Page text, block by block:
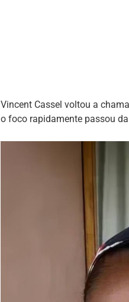
Vincent Cassel voltou a
o foco rapidamente passou